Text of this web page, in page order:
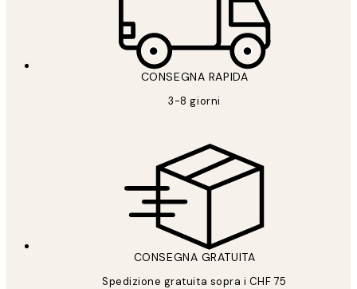
CONSEGNA RAPIDA
3-8 giorni
CONSEGNA GRATUITA
Spedizione gratuita sopra i CHF 75